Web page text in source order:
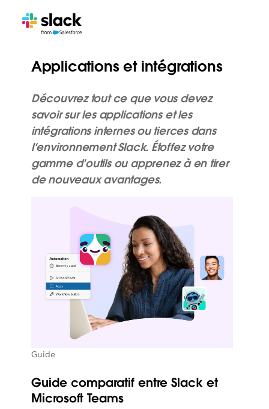
Applications et intégrations
Découvrez tout ce que vous devez
savoir sur les applications et les
intégrations internes ou tierces dans
l‘environnement Slack. Étoffez votre
gamme d’outils ou apprenez à en tirer
de nouveaux avantages.
Guide
Guide comparatif entre Slack et
Microsoft Teams